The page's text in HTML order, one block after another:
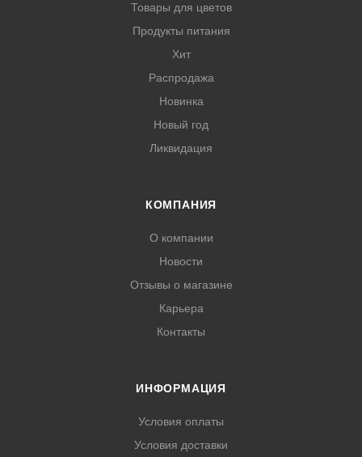
Товары для цветов
Продукты питания
Хит
Распродажа
Новинка
Новый год
Ликвидация
КОМПАНИЯ
О компании
Новости
Отзывы о магазине
Карьера
Контакты
ИНФОРМАЦИЯ
Условия оплаты
Условия доставки